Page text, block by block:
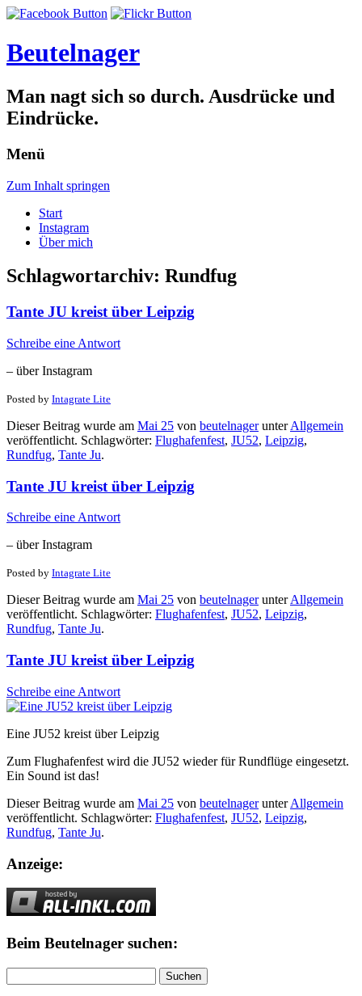
Beutelnager
Man nagt sich so durch. Ausdrücke und
Eindrücke.
Menü
Zum Inhalt springen
Start
Instagram
Über mich
Schlagwortarchiv: Rundfug
Tante JU kreist über Leipzig
Schreibe eine Antwort
– über Instagram
Posted by Intagrate Lite
Dieser Beitrag wurde am Mai 25 von beutelnagerunterAllgemein
veröffentlicht. Schlagwörter: Flughafenfest, JU52, Leipzig,
Rundfug, Tante Ju.
Tante JU kreist über Leipzig
Schreibe eine Antwort
– über Instagram
Posted by Intagrate Lite
Dieser Beitrag wurde am Mai 25 von beutelnagerunterAllgemein
veröffentlicht. Schlagwörter: Flughafenfest, JU52, Leipzig,
Rundfug, Tante Ju.
Tante JU kreist über Leipzig
Schreibe eine Antwort
Eine JU52 kreist über Leipzig
Zum Flughafenfest wird die JU52 wieder für Rundflüge eingesetzt.
Ein Sound ist das!
Dieser Beitrag wurde am Mai 25 von beutelnagerunterAllgemein
veröffentlicht. Schlagwörter: Flughafenfest, JU52, Leipzig,
Rundfug, Tante Ju.
Anzeige:
Beim Beutelnager suchen:
nach: